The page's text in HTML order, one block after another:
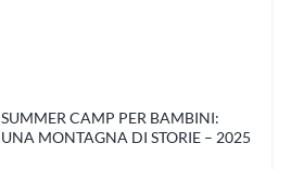
SUMMER CAMP PER BAMBINI:
UNA MONTAGNA DI STORIE – 2025